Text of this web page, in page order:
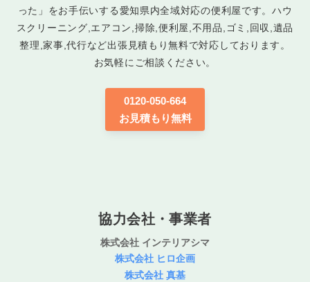
った」をお手伝いする愛知県内全域対応の便利屋です。ハウ
スクリーニング,エアコン,掃除,便利屋,不用品,ゴミ,回収,遺品
整理,家事,代行など出張見積もり無料で対応しております。
お気軽にご相談ください。
0120-050-664
お見積もり無料
協力会社・事業者
株式会社 インテリアシマ
株式会社 ヒロ企画
株式会社 真基